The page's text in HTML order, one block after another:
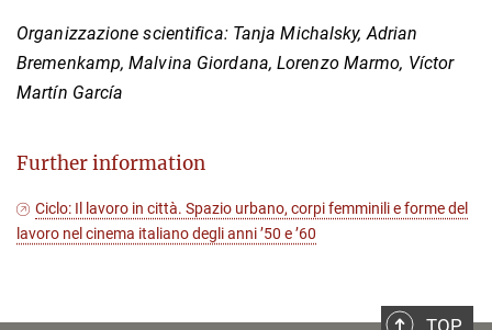
Organizzazione scientifica: Tanja Michalsky, Adrian
Bremenkamp, Malvina Giordana, Lorenzo Marmo, Víctor
Martín García
Further information
Ciclo: Il lavoro in città. Spazio urbano, corpi femminili e forme del
lavoro nel cinema italiano degli anni ’50 e ’60